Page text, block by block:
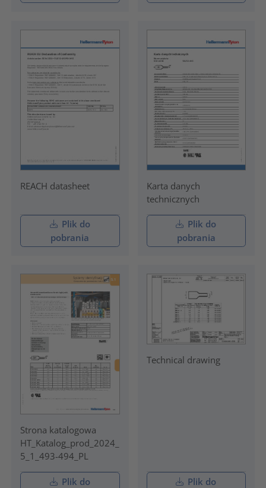
REACH datasheet
Plik do
pobrania
Karta danych
technicznych
Plik do
pobrania
Strona katalogowa
HT_Katalog_prod_2024_
5_1_493-494_PL
Plik do
Technical drawing
Plik do